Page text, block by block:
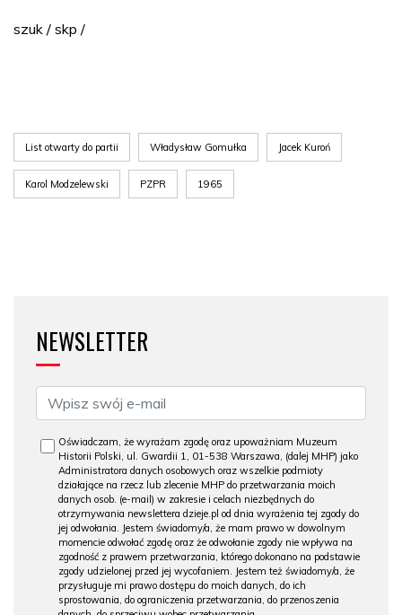
szuk / skp /
List otwarty do partii Władysław Gomułka Jacek Kuroń
Karol Modzelewski PZPR 1965
NEWSLETTER
Oświadczam, że wyrażam zgodę oraz upoważniam Muzeum
Historii Polski, ul. Gwardii 1, 01-538 Warszawa, (dalej MHP) jako
Administratora danych osobowych oraz wszelkie podmioty
działające na rzecz lub zlecenie MHP do przetwarzania moich
danych osob. (e-mail) w zakresie i celach niezbędnych do
otrzymywania newslettera dzieje.pl od dnia wyrażenia tej zgody do
jej odwołania. Jestem świadomy/a, że mam prawo w dowolnym
momencie odwołać zgodę oraz że odwołanie zgody nie wpływa na
zgodność z prawem przetwarzania, którego dokonano na podstawie
zgody udzielonej przed jej wycofaniem. Jestem też świadomy/a, że
przysługuje mi prawo dostępu do moich danych, do ich
sprostowania, do ograniczenia przetwarzania, do przenoszenia